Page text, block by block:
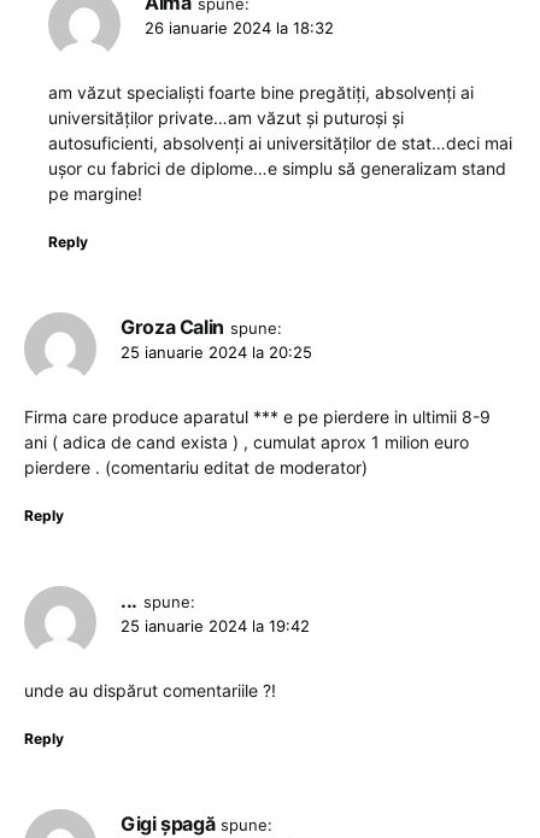
26 ianuarie 2024 la 18:32
am văzut specialiști foarte bine pregătiți, absolvenți ai
universităților private…am văzut și puturoși și
autosuficienti, absolvenți ai universităților de stat…deci mai
ușor cu fabrici de diplome…e simplu să generalizam stand
pe margine!
Reply
Groza Calin spune:
25 ianuarie 2024 la 20:25
Firma care produce aparatul *** e pe pierdere in ultimii 8-9
ani ( adica de cand exista ) , cumulat aprox 1 milion euro
pierdere . (comentariu editat de moderator)
Reply
... spune:
25 ianuarie 2024 la 19:42
unde au dispărut comentariile ?!
Reply
Gigi șpagă spune: